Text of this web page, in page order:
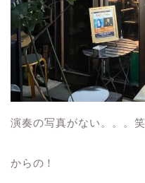
演奏の写真がない。。。笑
からの！